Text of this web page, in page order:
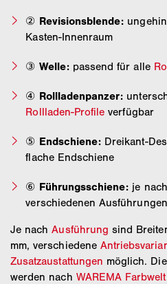
② Revisionsblende:
Kasten-Innenraum
③ Welle: passend für alle
④ Rollladenpanzer:
Rollladen-Profile verfügbar
⑤ Endschiene: Dreikant-
flache Endschiene
⑥ Führungsschiene: je
verschiedenen Ausführungen
Je nachAusführung sind
mm, verschiedene
Zusatzaustattungen möglich.
werden nach WAREMA Farbwelt